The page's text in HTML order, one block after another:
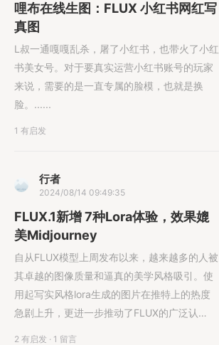
哩布在线生图：FLUX 小红书网红写
真图
L叔一通嘎嘎乱杀，屠了小红书，也带火了小红
书美女号。对于要真实运营小红书账号的玩家
来说，需要的是一直专属的脸模，也就是换
脸。......
1 有启发
行者
2024/08/14 09:49:35
FLUX.1新增 7种Lora体验，效果媲
美Midjourney
自从FLUX模型上周发布以来，越来越多的人被
其卓越的图像质量和逼真的美学风格吸引。使
用起写实风格lora生成的图片在推特上的热度
急剧上升，更进一步推动了FLUX的广泛认
2 有启发 · 1 留言